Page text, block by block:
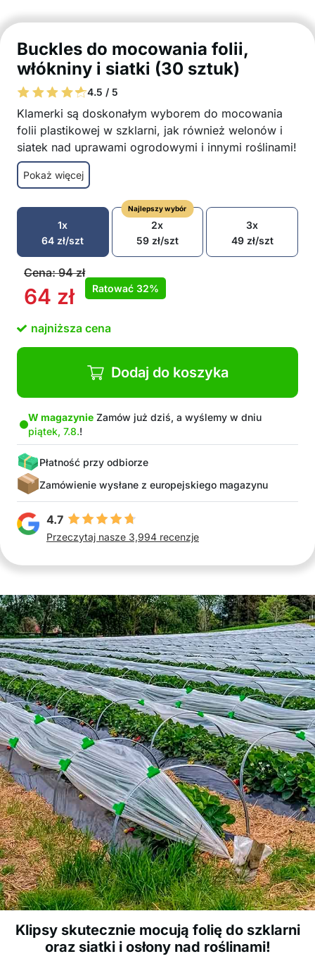
Buckles do mocowania folii,
włókniny i siatki (30 sztuk)
4.5 / 5
Klamerki są doskonałym wyborem do mocowania
folii plastikowej w szklarni, jak również welonów i
siatek nad uprawami ogrodowymi i innymi roślinami!
Łatwe w montażu klipsy
Klipsy ogrodnicze zapewniają mocny chwyt
Idealny wybór do mocowania folii do słupków
Świetne również do instalacji siatek lub osłon
nad roślinami
Odporność na różne warunki pogodowe
Optymalny rozwój roślin poprzez zapewnienie
korzystnego środowiska
ogrodzie
W zestawie: 30x klips mocujący
Pokaż więcej
1x
64 zł/szt
Najlepszy wybór
2x
59 zł/szt
3x
49 zł/szt
Cena:94zł
64 zł Ratować 32%
najniższa cena
Dodaj do koszyka
W magazynie Zamów już dziś, a wyślemy w dniu
piątek, 7.8.!
Płatność przy odbiorze
Zamówienie wysłane z europejskiego magazynu
4.7
Przeczytaj nasze 3,994 recenzje
Klipsy skutecznie mocują folię do szklarni
oraz siatki i osłony nad roślinami!